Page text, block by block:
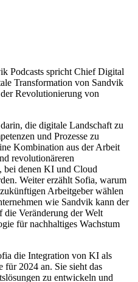
Podcasts spricht Chief Digital
Transformation von Sandvik
Revolutionierung von
die digitale Landschaft zu
und Prozesse zu
Kombination aus der Arbeit
revolutionäreren
bei denen KI und Cloud
Weiter erzählt Sofia, warum
Arbeitgeber wählen
wie Sandvik kann der
die Veränderung der Welt
für nachhaltiges Wachstum
die Integration von KI als
für 2024 an. Sie sieht das
zu entwickeln und